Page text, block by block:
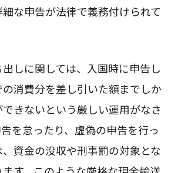
な申告が法律で義務付けられて
しに関しては、入国時に申告し
消費分を差し引いた額までしか
きないという厳しい運用がなさ
を怠ったり、虚偽の申告を行っ
資金の没収や刑事罰の対象とな